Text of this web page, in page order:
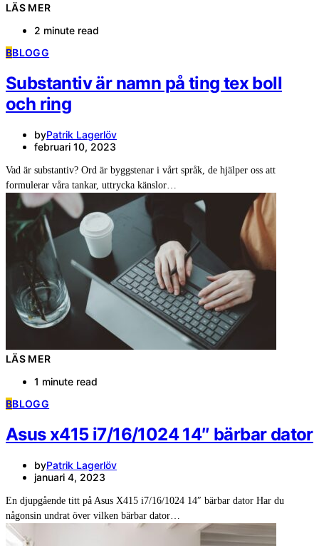
LÄS MER
2 minute read
BBLOGG
Substantiv är namn på ting tex boll
och ring
byPatrik Lagerlöv
februari 10, 2023
Vad är substantiv? Ord är byggstenar i vårt språk, de hjälper oss att
formulerar våra tankar, uttrycka känslor…
LÄS MER
1 minute read
BBLOGG
Asus x415 i7/16/1024 14″ bärbar dator
byPatrik Lagerlöv
januari 4, 2023
En djupgående titt på Asus X415 i7/16/1024 14″ bärbar dator Har du
någonsin undrat över vilken bärbar dator…